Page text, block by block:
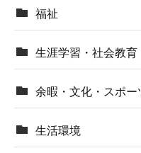
福祉
生涯学習・社会教育
余暇・文化・スポー
生活環境